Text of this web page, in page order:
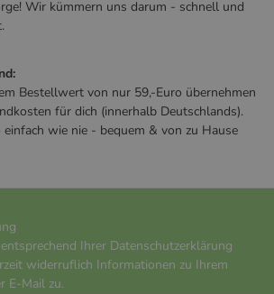
Wir kümmern uns darum - schnell und
Bestellwert von nur 59,-Euro übernehmen
für dich (innerhalb Deutschlands).
einfach wie nie - bequem & von zu Hause
Ihrer Datenschutzerklärung
widerruflich Informationen zu Ihrem
E-Mail zu.